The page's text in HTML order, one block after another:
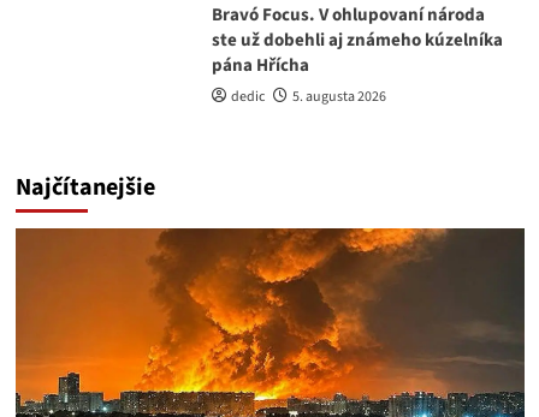
Bravó Focus. V ohlupovaní národa
ste už dobehli aj známeho kúzelníka
pána Hřícha
dedic 5. augusta 2026
Najčítanejšie